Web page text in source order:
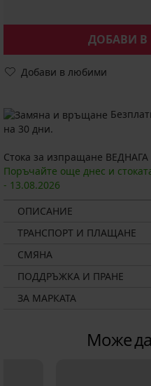
ДОБАВИ
Добави в любими
на 30 дни.
Стока за изпращане ВЕДНАГА
Поръчайте още днес и
- 13.08.2026
ОПИСАНИЕ
ТРАНСПОРТ И ПЛАЩАНЕ
СМЯНА
ПОДДРЪЖКА И ПРАНЕ
ЗА МАРКАТА
Може